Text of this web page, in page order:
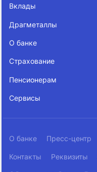
Вклады
Драгметаллы
О банке
Страхование
Пенсионерам
Сервисы
О банке Пресс-центр
Контакты Реквизиты